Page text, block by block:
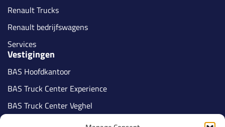
Renault Trucks
Renault bedrijfswagens
Services
Vestigingen
BAS Hoofdkantoor
BAS Truck Center Experience
BAS Truck Center Veghel
BAS Truck Center Tilburg